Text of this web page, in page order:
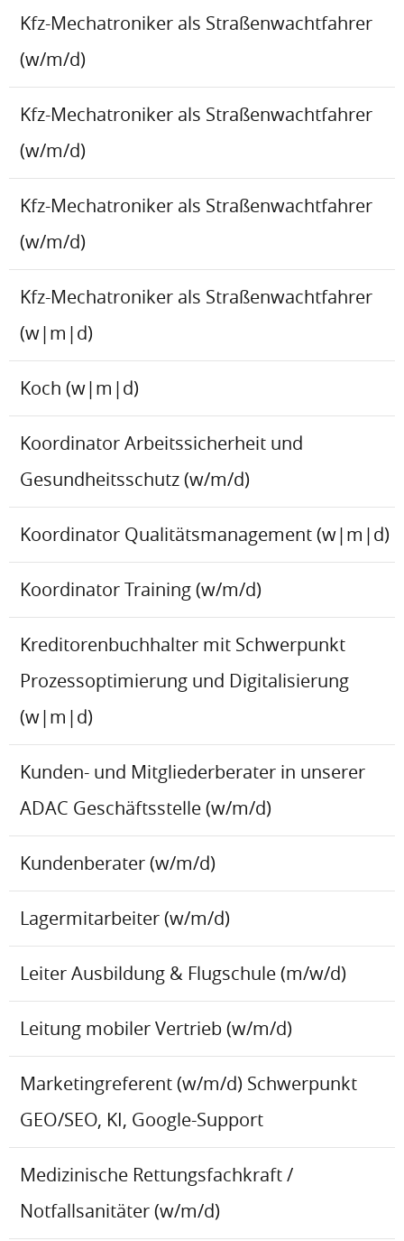
Kfz-Mechatroniker als Straßenwachtfahrer
(w/m/d)
Kfz-Mechatroniker als Straßenwachtfahrer
(w/m/d)
Kfz-Mechatroniker als Straßenwachtfahrer
(w/m/d)
Kfz-Mechatroniker als Straßenwachtfahrer
(w|m|d)
Koch (w|m|d)
Koordinator Arbeitssicherheit und
Gesundheitsschutz (w/m/d)
Koordinator Qualitätsmanagement (w|m|d)
Koordinator Training (w/m/d)
Kreditorenbuchhalter mit Schwerpunkt
Prozessoptimierung und Digitalisierung
(w|m|d)
Kunden- und Mitgliederberater in unserer
ADAC Geschäftsstelle (w/m/d)
Kundenberater (w/m/d)
Lagermitarbeiter (w/m/d)
Leiter Ausbildung & Flugschule (m/w/d)
Leitung mobiler Vertrieb (w/m/d)
Marketingreferent (w/m/d) Schwerpunkt
GEO/SEO, KI, Google-Support
Medizinische Rettungsfachkraft /
Notfallsanitäter (w/m/d)